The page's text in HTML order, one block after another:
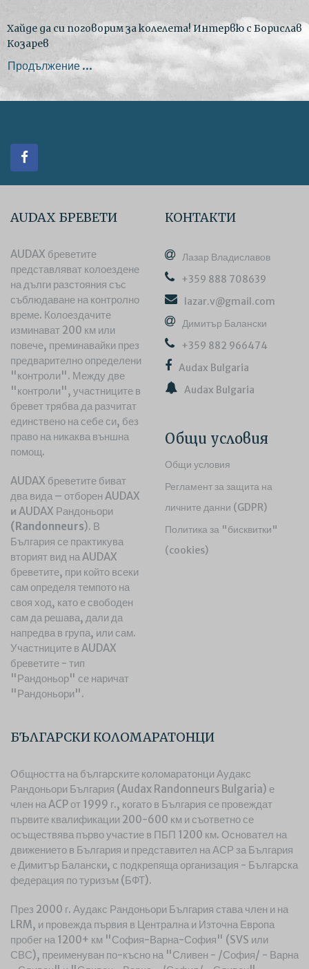
Хайде да си поговорим за колелета! Интервю с Борислав
Козарев
Продължение ...
AUDAX БРЕВЕТИ
AUDAX бреветите
представляват колоездене
на дълги разстояния със
съблюдаване на контролно
време. Колоездачите
изминават 200 км или
повече, преминавайки през
предварително определени
"контроли". Между две
"контроли", участниците в
бревет трябва да разчитат
единствено на себе си, без
право на никаква външна
помощ.
AUDAX бреветите биват
два вида – отборен AUDAX
и AUDAX Рандоньори
( Randonneurs). В
България се практикува
вторият вид на AUDAX
бреветите, при който всеки
сам определя темпото на
своя ход, като е свободен
сам да решава, дали да
напредва в група, или сам.
Участниците в AUDAX
бреветите - тип
"Рандоньор" се наричат
"Рандоньори".
КОНТАКТИ
Лазар Владиславов
+359 888 708639
lazar.v@gmail.com
Димитър Балански
+359 882 966474
Audax Bulgaria
Audax Bulgaria
Общи условия
Общи условия
Регламент за защита на
личните данни (GDPR)
Политика за "бисквитки"
(cookies)
БЪЛГАРСКИ КОЛОМАРАТОНЦИ
Общността на българските коломаратонци Аудакс
Рандоньори България (Audax Randonneurs Bulgaria) е
член на ACP от 1999 г., когато в България се провеждат
първите квалификации 200-600 км и съответно се
осъществява първо участие в ПБП 1200 км. Основател на
движението в България и представител на АСР за България
е Димитър Балански, с подкрепяща организация - Българска
федерация по туризъм (БФТ).
През 2000 г. Аудакс Рандоньори България става член и на
LRM, и провежда първия в Централна и Източна Европа
пробег на 1200+ км "София-Варна-София" (SVS или
СВС), преименуван по-късно на "Сливен - /София/ - Варна